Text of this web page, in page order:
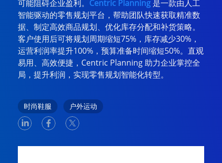
可能阻碍企业盈利。 Centric Planning 是一款由人工
智能驱动的零售规划平台，帮助团队快速获取精准数
据、制定高效商品规划、优化库存分配和补货策略。
客户使用后可将规划周期缩短75%，库存减少30%，
运营利润率提升100%，预算准备时间缩短50%。直观
易用、高效便捷，Centric Planning 助力企业掌控全
局，提升利润，实现零售规划智能化转型。
时尚鞋服 户外运动